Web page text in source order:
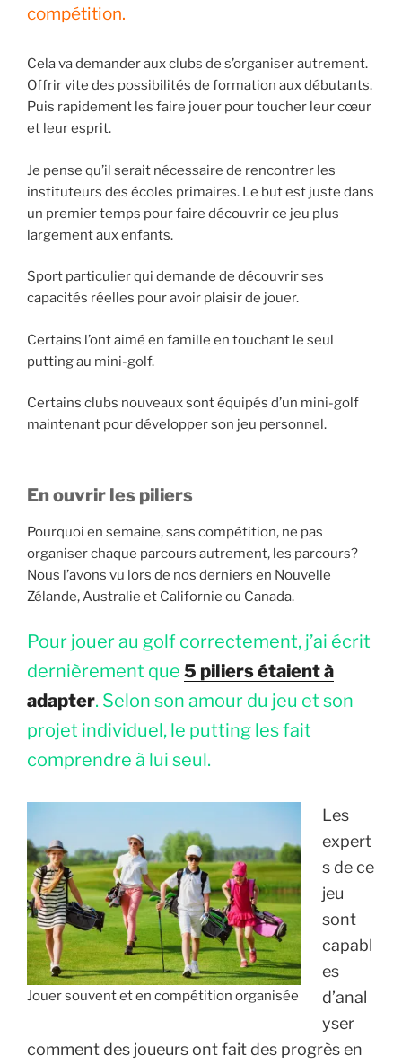
compétition.
Cela va demander aux clubs de s’organiser autrement.
Offrir vite des possibilités de formation aux débutants.
Puis rapidement les faire jouer pour toucher leur cœur
et leur esprit.
Je pense qu’il serait nécessaire de rencontrer les
instituteurs des écoles primaires. Le but est juste dans
un premier temps pour faire découvrir ce jeu plus
largement aux enfants.
Sport particulier qui demande de découvrir ses
capacités réelles pour avoir plaisir de jouer.
Certains l’ont aimé en famille en touchant le seul
putting au mini-golf.
Certains clubs nouveaux sont équipés d’un mini-golf
maintenant pour développer son jeu personnel.
En ouvrir les piliers
Pourquoi en semaine, sans compétition, ne pas
organiser chaque parcours autrement, les parcours?
Nous l’avons vu lors de nos derniers en Nouvelle
Zélande, Australie et Californie ou Canada.
Pour jouer au golf correctement, j’ai écrit
dernièrement que 5 piliers étaient à
adapter. Selon son amour du jeu et son
projet individuel, le putting les fait
comprendre à lui seul.
Jouer souvent et en compétition organisée
Les
expert
s de ce
jeu
sont
capabl
es
d’anal
yser
comment des joueurs ont fait des progrès en